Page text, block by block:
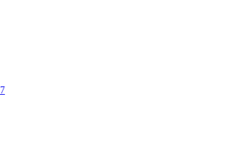
7